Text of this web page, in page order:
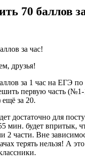
70 баллов
за час!
друзья!
за 1 час на ЕГЭ
первую часть (№1-
за 20.
достаточно для
мин. будет впритык,
2 части. Вне
терять нельзя! А